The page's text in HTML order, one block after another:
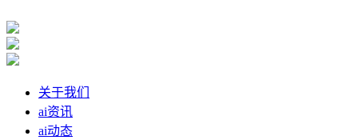
关于我们
ai资讯
ai动态